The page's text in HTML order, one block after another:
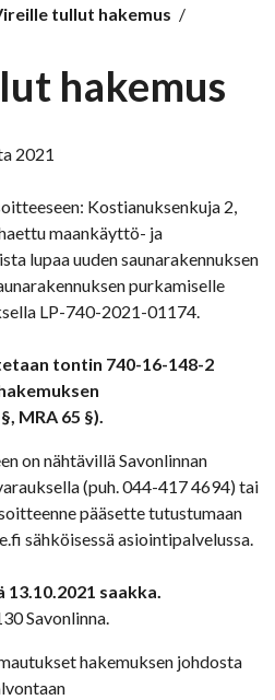
tullut hakemus /
hakemus
2021
Kostianuksenkuja 2,
maankäyttö- ja
lupaa uuden saunarakennuksen
purkamiselle
LP-740-2021-01174.
tontin 740-16-148-2
MRA 65 §).
on nähtävillä Savonlinnan
(puh. 044-417 4694) tai
pääsette tutustumaan
sähköisessä asiointipalvelussa.
saakka.
Savonlinna.
hakemuksen johdosta